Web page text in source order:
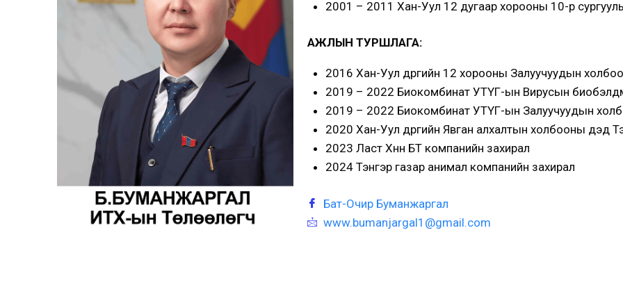
2001 – 2011 Хан-Уул 12 дугаар хорооны 10-р сургууль
АЖЛЫН ТУРШЛАГА:
2016 Хан-Уул дүүргийн 12 хорооны Залуучуудын
2019 – 2022 Биокомбинат УТҮГ-ын Вирусын
2019 – 2022 Биокомбинат УТҮГ-ын Залуучуудын
2020 Хан-Уул дүүргийн Явган алхалтын холбооны дэд
2023 Ласт Хүннү БТ компанийн захирал
2024 Тэнгэр газар анимал компанийн захирал
Бат-Очир Буманжаргал
www.bumanjargal1@gmail.com